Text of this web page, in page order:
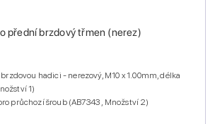
přední brzdový třmen (nerez)
hadici - nerezový, M10 x 1.00mm, délka
1)
průchozí šroub (AB7343 , Množství 2)